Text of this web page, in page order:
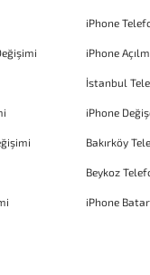
iPhone
iPhone
İstanbul
iPhone
Bakırköy
Beykoz
iPhone